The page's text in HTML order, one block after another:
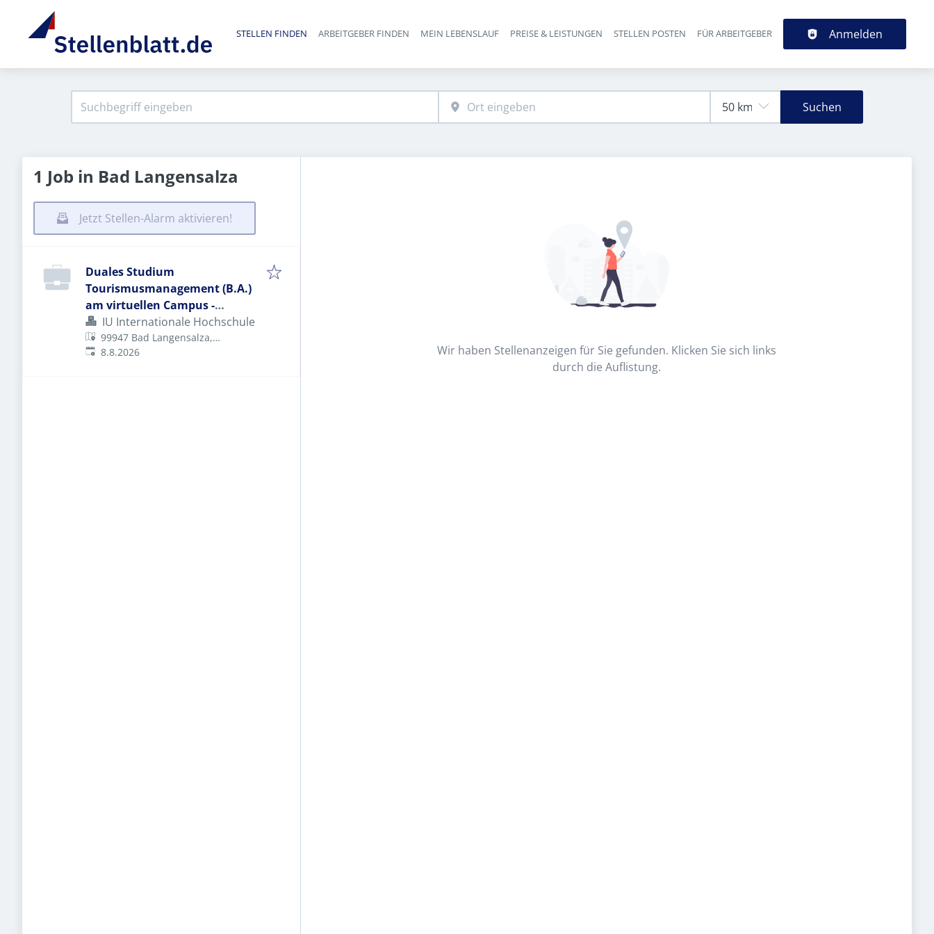
Haupt-Navigation
STELLEN FINDEN ARBEITGEBER FINDEN MEIN LEBENSLAUF PREISE & LEISTUNGEN STELLEN POSTEN FÜR ARBEITGEBER Anmelden
Suchen
1 Job in Bad Langensalza
Jetzt Stellen-Alarm aktivieren!
Duales Studium
Tourismusmanagement (B.A.)
am virtuellen Campus -
Reisebüro König e.K.
IU Internationale Hochschule
99947 Bad Langensalza,
Deutschland
Veröffentlicht
8.8.2026
Wir haben Stellenanzeigen für Sie gefunden. Klicken Sie sich links
durch die Auflistung.